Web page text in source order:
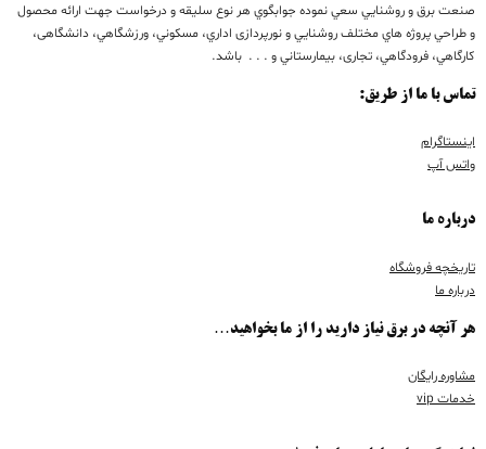
صنعت برق و روشنايي سعي نموده جوابگوي هر نوع سليقه و درخواست جهت ارائه محصول
و طراحي پروژه هاي مختلف روشنايي و نورپردازی اداري، مسكوني، ورزشگاهي، دانشگاهی،
كارگاهي، فرودگاهي، تجاری، بيمارستاني و . . . باشد.
تماس با ما از طریق:
اینستاگرام
واتس آپ
درباره ما
تاریخچه فروشگاه
درباره ما
هر آنچه در برق نیاز دارید را از ما بخواهید…
مشاوره رایگان
خدمات vip